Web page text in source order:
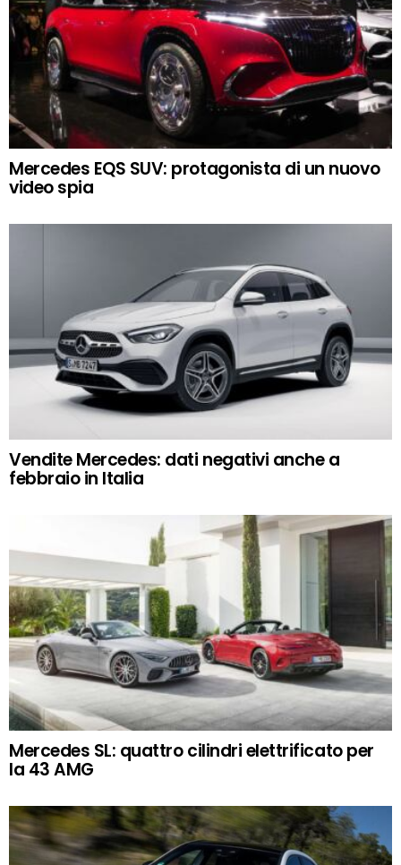
Mercedes EQS SUV: protagonista di un nuovo
video spia
Vendite Mercedes: dati negativi anche a
febbraio in Italia
Mercedes SL: quattro cilindri elettrificato per
la 43 AMG